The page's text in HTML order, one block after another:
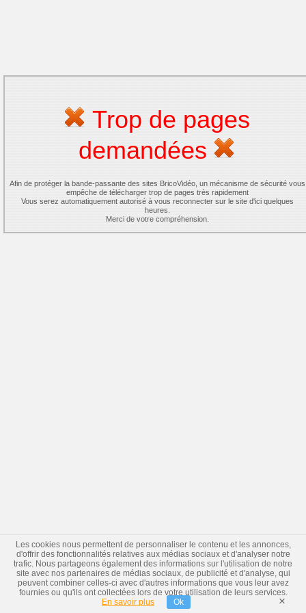
Trop de pages
demandées
Afin de protéger la bande-passante des sites BricoVidéo, un mécanisme de sécurité vous
empêche de télécharger trop de pages très rapidement
Vous serez automatiquement autorisé à vous reconnecter sur le site d'ici quelques
heures.
Merci de votre compréhension.
Les cookies nous permettent de personnaliser le contenu et les annonces,
d'offrir des fonctionnalités relatives aux médias sociaux et d'analyser notre
trafic. Nous partageons également des informations sur l'utilisation de notre
site avec nos partenaires de médias sociaux, de publicité et d'analyse, qui
peuvent combiner celles-ci avec d'autres informations que vous leur avez
fournies ou qu'ils ont collectées lors de votre utilisation de leurs services.
En savoir plus
Ok ×